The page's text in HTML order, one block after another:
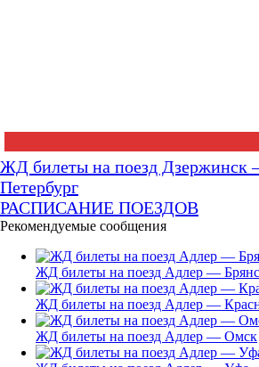
ЖД билеты на поезд Дзержинск
Петербург
РАСПИСАНИЕ ПОЕЗДОВ
Рекомендуемые сообщения
ЖД билеты на поезд Адлер —
ЖД билеты на поезд Адлер —
ЖД билеты на поезд Адлер — Омск